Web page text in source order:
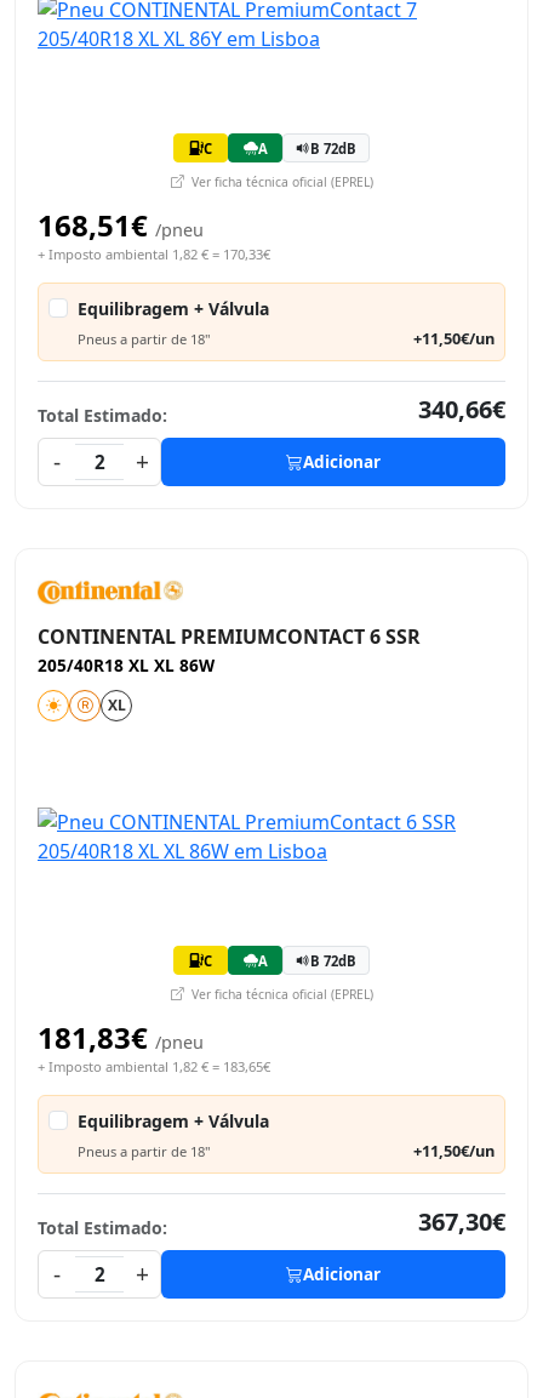
C A B 72dB
Ver ficha técnica oficial (EPREL)
168,51€ /pneu
+ Imposto ambiental 1,82 € = 170,33€
Equilibragem + Válvula
Pneus a partir de 18" +11,50€/un
Total Estimado:
340,66€
-
2 + Adicionar
CONTINENTAL PREMIUMCONTACT 6 SSR
205/40R18 XL XL 86W
XL
C A B 72dB
Ver ficha técnica oficial (EPREL)
181,83€ /pneu
+ Imposto ambiental 1,82 € = 183,65€
Equilibragem + Válvula
Pneus a partir de 18" +11,50€/un
Total Estimado:
367,30€
-
2 + Adicionar